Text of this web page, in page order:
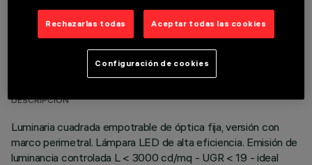
DATOS TÉCNICOS
ÚLTIMA ACTUALIZACIÓN: 06/08/2026
DESCRIPCIÓN
Luminaria cuadrada empotrable de óptica fija, versión con
marco perimetral. Lámpara LED de alta eficiencia. Emisión de
luminancia controlada L < 3000 cd/mq - UGR < 19 - ideal
Rechazarlas todas Aceptar todas las cookies
Configuración de cookies